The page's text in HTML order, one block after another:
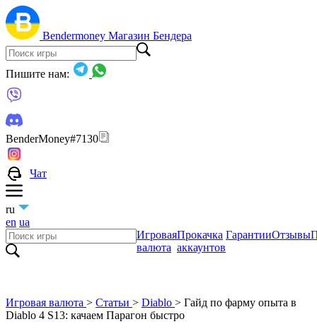
Bendermoney Магазин Бендера
Пишите нам:
BenderMoney#7130
Чат
ru
en ua
Игровая
валюта
Прокачка
аккаунтов
ГарантииОтзывы
Игровая валюта > Статьи > Diablo > Гайд по фарму опыта в
Diablo 4 S13: качаем Парагон быстро